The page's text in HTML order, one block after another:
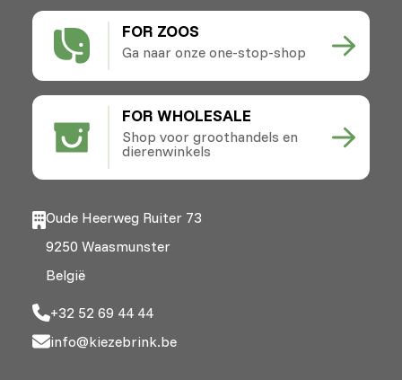
FOR ZOOS
Ga naar onze one-stop-shop
FOR WHOLESALE
Shop voor groothandels en
dierenwinkels
Oude Heerweg Ruiter 73
9250 Waasmunster
België
+32 52 69 44 44
info@kiezebrink.be